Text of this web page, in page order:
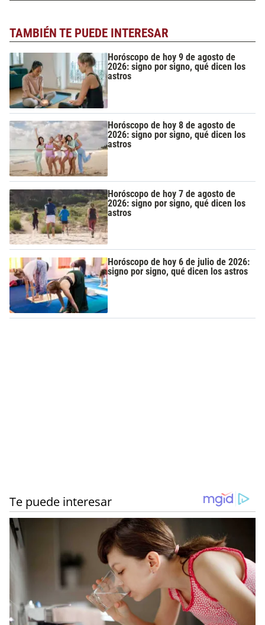
TAMBIÉN TE PUEDE INTERESAR
Horóscopo de hoy 9 de agosto de
2026: signo por signo, qué dicen los
astros
Horóscopo de hoy 8 de agosto de
2026: signo por signo, qué dicen los
astros
Horóscopo de hoy 7 de agosto de
2026: signo por signo, qué dicen los
astros
Horóscopo de hoy 6 de julio de 2026:
signo por signo, qué dicen los astros